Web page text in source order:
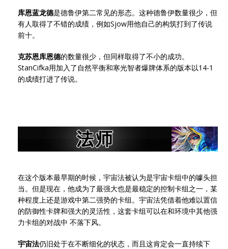
库恩蓝龙德是德鲁伊第二常见的形态。这种德鲁伊数量很少，但
有人取得了不错的成绩，例如Sjow用他自己的构筑打到了传说
前十。
克苏恩库恩德的数量很少，但同样取得了不小的成功。
StanCifka用加入了自然平衡和寒光智者爆牌体系的版本以14-1
的成绩打进了传说。
在这个版本最早期的时候，宇宙法被认为是宇宙卡组中的噱头担
当。但是现在，他成为了最强大也是最稳定的控制卡组之一，某
种程度上还是游戏中第二强势的卡组。宇宙法凭借着他难以置信
的防御性卡牌和强大的灵活性，这套卡组可以在和环境中其他强
力卡组的对战中 不落下风。
宇宙法仍旧处于在不断细化的状态，而且这肯定会一直持续下